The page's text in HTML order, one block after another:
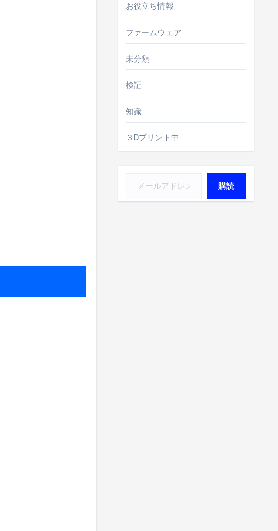
お役立ち情報
ファームウェア
未分類
検証
知識
３Dプリント中
購読